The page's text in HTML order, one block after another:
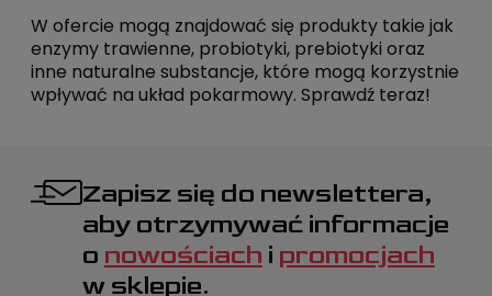
W ofercie mogą znajdować się produkty takie jak
enzymy trawienne, probiotyki, prebiotyki oraz
inne naturalne substancje, które mogą korzystnie
wpływać na układ pokarmowy. Sprawdź teraz!
Zapisz się do newslettera,
aby otrzymywać informacje
o nowościach i promocjach
w sklepie.